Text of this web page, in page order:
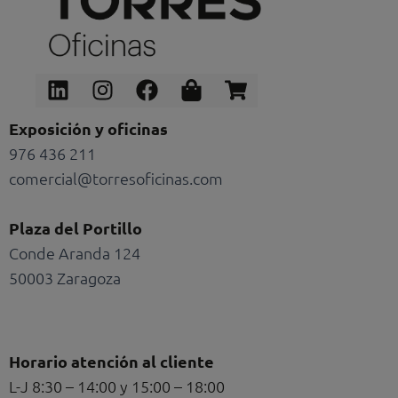
LinkedinInstagram
Facebook
Shopping-
bag
Shopping-
cart
Exposición y oficinas
976 436 211
comercial@torresoficinas.com
Plaza del Portillo
Conde Aranda 124
50003 Zaragoza
Horario atención al cliente
L-J 8:30 – 14:00 y 15:00 – 18:00